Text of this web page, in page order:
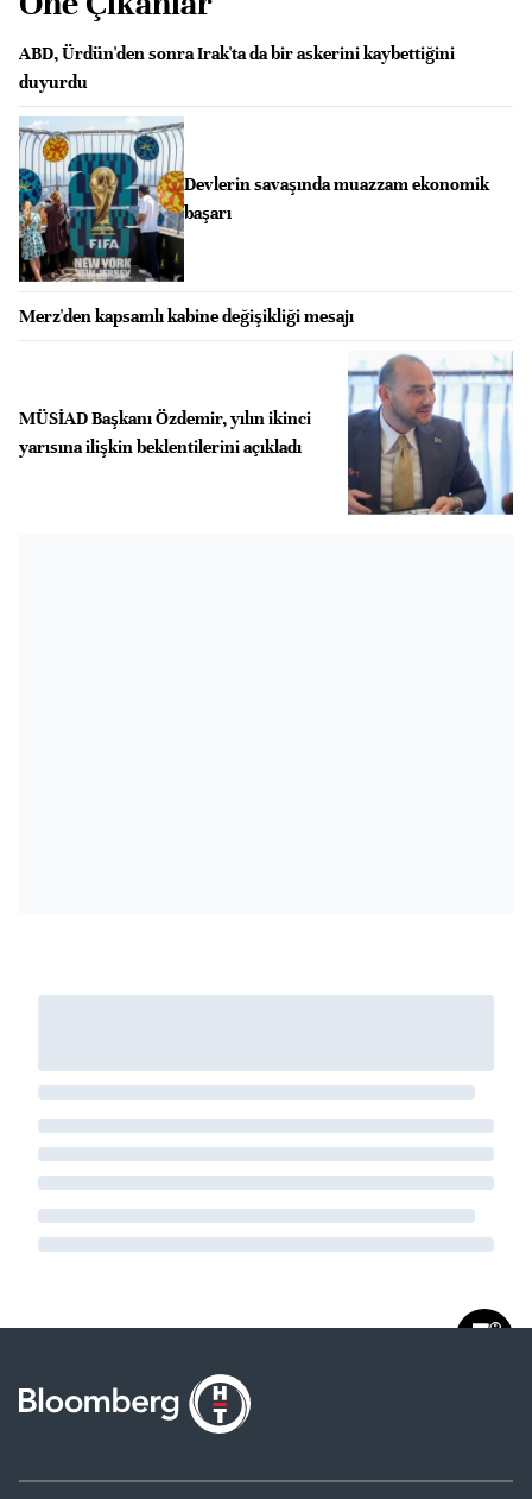
ABD, Ürdün'den sonra Irak'ta da bir askerini kaybettiğini
duyurdu
Devlerin savaşında muazzam ekonomik
başarı
Merz'den kapsamlı kabine değişikliği mesajı
MÜSİAD Başkanı Özdemir, yılın ikinci
yarısına ilişkin beklentilerini açıkladı